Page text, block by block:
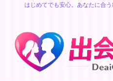
はじめてでも安心。あなたに合